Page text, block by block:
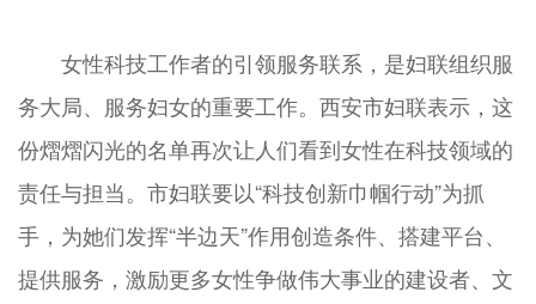
女性科技工作者的引领服务联系，是妇联组织服
务大局、服务妇女的重要工作。西安市妇联表示，这
份熠熠闪光的名单再次让人们看到女性在科技领域的
责任与担当。市妇联要以“科技创新巾帼行动”为抓
手，为她们发挥“半边天”作用创造条件、搭建平台、
提供服务，激励更多女性争做伟大事业的建设者、文